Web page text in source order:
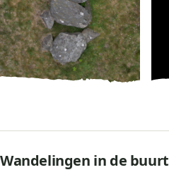
Wandelingen in de buurt